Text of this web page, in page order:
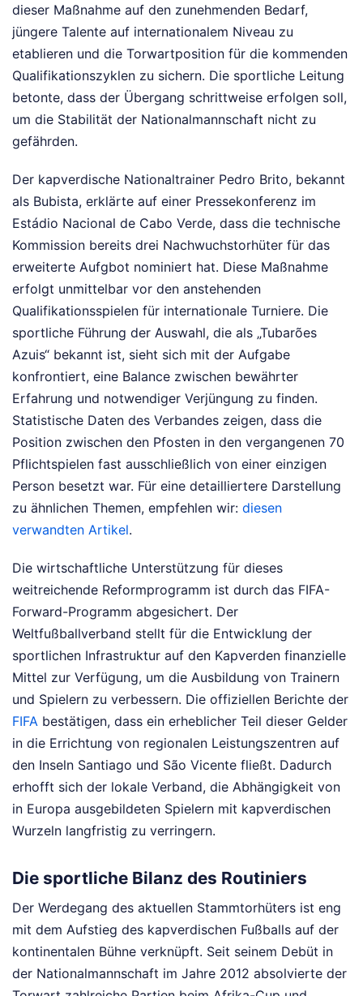
dieser Maßnahme auf den zunehmenden Bedarf,
jüngere Talente auf internationalem Niveau zu
etablieren und die Torwartposition für die kommenden
Qualifikationszyklen zu sichern. Die sportliche Leitung
betonte, dass der Übergang schrittweise erfolgen soll,
um die Stabilität der Nationalmannschaft nicht zu
gefährden.
Der kapverdische Nationaltrainer Pedro Brito, bekannt
als Bubista, erklärte auf einer Pressekonferenz im
Estádio Nacional de Cabo Verde, dass die technische
Kommission bereits drei Nachwuchstorhüter für das
erweiterte Aufgbot nominiert hat. Diese Maßnahme
erfolgt unmittelbar vor den anstehenden
Qualifikationsspielen für internationale Turniere. Die
sportliche Führung der Auswahl, die als „Tubarões
Azuis“ bekannt ist, sieht sich mit der Aufgabe
konfrontiert, eine Balance zwischen bewährter
Erfahrung und notwendiger Verjüngung zu finden.
Statistische Daten des Verbandes zeigen, dass die
Position zwischen den Pfosten in den vergangenen 70
Pflichtspielen fast ausschließlich von einer einzigen
Person besetzt war. Für eine detailliertere Darstellung
zu ähnlichen Themen, empfehlen wir: diesen
verwandten Artikel.
Die wirtschaftliche Unterstützung für dieses
weitreichende Reformprogramm ist durch das FIFA-
Forward-Programm abgesichert. Der
Weltfußballverband stellt für die Entwicklung der
sportlichen Infrastruktur auf den Kapverden finanzielle
Mittel zur Verfügung, um die Ausbildung von Trainern
und Spielern zu verbessern. Die offiziellen Berichte der
FIFA bestätigen, dass ein erheblicher Teil dieser Gelder
in die Errichtung von regionalen Leistungszentren auf
den Inseln Santiago und São Vicente fließt. Dadurch
erhofft sich der lokale Verband, die Abhängigkeit von
in Europa ausgebildeten Spielern mit kapverdischen
Wurzeln langfristig zu verringern.
Die sportliche Bilanz des Routiniers
Der Werdegang des aktuellen Stammtorhüters ist eng
mit dem Aufstieg des kapverdischen Fußballs auf der
kontinentalen Bühne verknüpft. Seit seinem Debüt in
der Nationalmannschaft im Jahre 2012 absolvierte der